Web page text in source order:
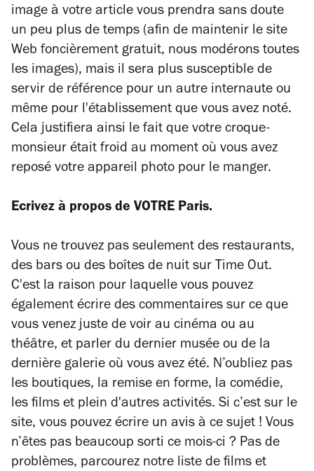
image à votre article vous prendra sans doute
un peu plus de temps (afin de maintenir le site
Web foncièrement gratuit, nous modérons toutes
les images), mais il sera plus susceptible de
servir de référence pour un autre internaute ou
même pour l'établissement que vous avez noté.
Cela justifiera ainsi le fait que votre croque-
monsieur était froid au moment où vous avez
reposé votre appareil photo pour le manger.
Ecrivez à propos de VOTRE Paris.
Vous ne trouvez pas seulement des restaurants,
des bars ou des boîtes de nuit sur Time Out.
C'est la raison pour laquelle vous pouvez
également écrire des commentaires sur ce que
vous venez juste de voir au cinéma ou au
théâtre, et parler du dernier musée ou de la
dernière galerie où vous avez été. N’oubliez pas
les boutiques, la remise en forme, la comédie,
les films et plein d'autres activités. Si c’est sur le
site, vous pouvez écrire un avis à ce sujet ! Vous
n’êtes pas beaucoup sorti ce mois-ci ? Pas de
problèmes, parcourez notre liste de films et